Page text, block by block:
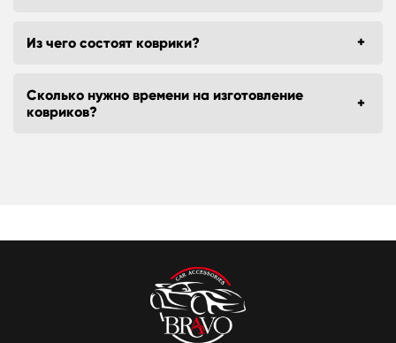
Из чего состоят коврики?
Сколько нужно времени на изготовление
ковриков?